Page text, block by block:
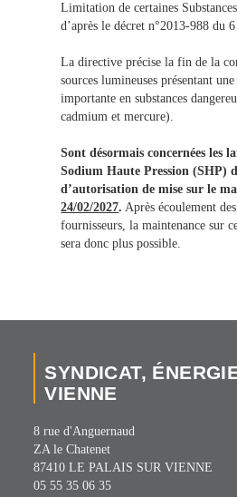
Limitation de certaines
d’après le décret n°2013-988 du
La directive précise la fin de la
sources lumineuses présentant
importante en substances
cadmium et mercure).
Sont désormais concernées les
Sodium Haute Pression (SHP)
d’autorisation de mise sur le
24/02/2027. Après écoulement
fournisseurs, la maintenance sur
sera donc plus possible.
SYNDICAT,
VIENNE
8 rue d'Anguernaud
ZA le Chatenet
87410 LE PALAIS SUR VIENNE
05 55 35 06 35